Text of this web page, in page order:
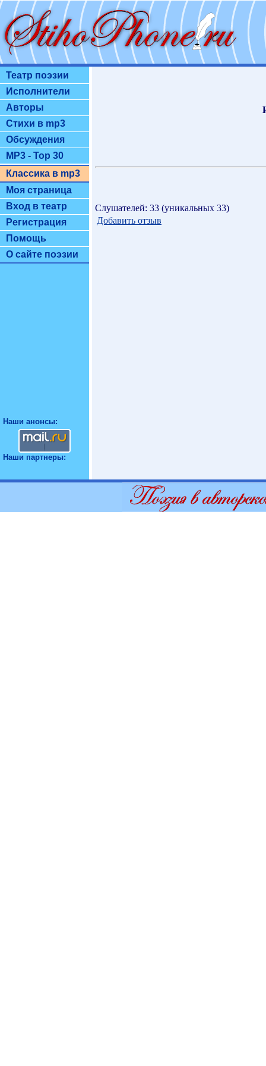
Театр поэзии
Исполнители
Авторы
Стихи в mp3
Обсуждения
MP3 - Top 30
Классика в mp3
Моя страница
Вход в театр
Регистрация
Помощь
О сайте поэзии
Наши анонсы:
Наши партнеры:
Слушателей: 33 (уникальных 33)
Добавить отзыв